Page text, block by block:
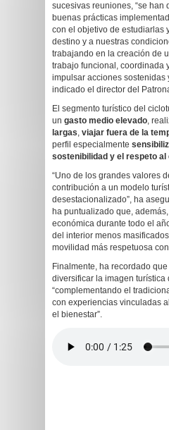
sucesivas reuniones, “se han
buenas prácticas
con el objetivo de estudiarlas
destino y a nuestras
trabajando en la creación de
trabajo funcional, coordinada
impulsar acciones sostenidas
indicado el director del
El segmento turístico del
un gasto medio elevado,
largas, viajar fuera de la
perfil especialmente
sostenibilidad y el respeto al
“Uno de los grandes valores
contribución a un modelo
desestacionalizado”, ha
ha puntualizado que,
económica durante todo el
del interior menos
movilidad más respetuosa
Finalmente, ha recordado
diversificar la imagen turística
“complementando el
con experiencias vinculadas
el bienestar”.